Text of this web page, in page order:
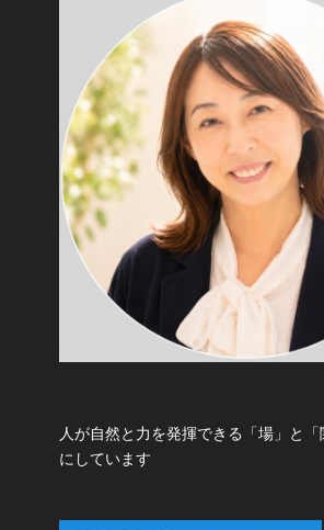
人が自然と力を発揮できる「場」と
にしています